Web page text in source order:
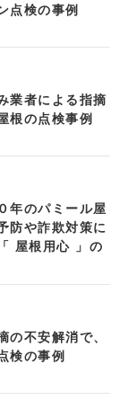
点検の事例
業者による指摘
根の点検事例
年のパミール屋
防や詐欺対策に
屋根用心 」の
の不安解消で、
検の事例